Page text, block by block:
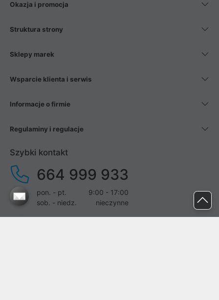
Okazja i promocja
Struktura strony
Sklepy marek
Wsparcie klienta i serwis
Informacje o firmie
Regulaminy i regulacje
Szybki kontakt
664 999 933
pon. - pt.
9:00 - 17:00
sob. - niedz.
nieczynne